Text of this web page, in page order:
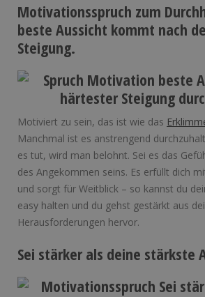
Motivationsspruch zum
beste Aussicht kommt nach
Steigung.
Motiviert zu sein, das ist wie das
Manchmal ist es anstrengend
es tut, wird man belohnt. Sei es das
des Angekommen seins. Es erfüllt dich
und sorgt für Weitblick – so kannst du
easy halten und du gehst gestärkt aus
Herausforderungen hervor.
Sei stärker als deine stärkste